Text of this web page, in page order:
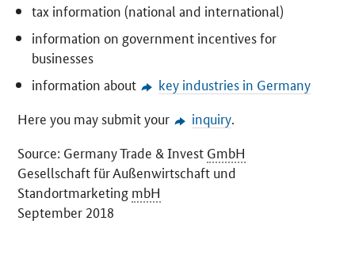
tax information (national and international)
information on government incentives for
businesses
information about
key industries in Germany
Here you may submit your
inquiry.
Source: Germany Trade & Invest GmbH
Gesellschaft für Außenwirtschaft und
Standortmarketing mbH
September 2018